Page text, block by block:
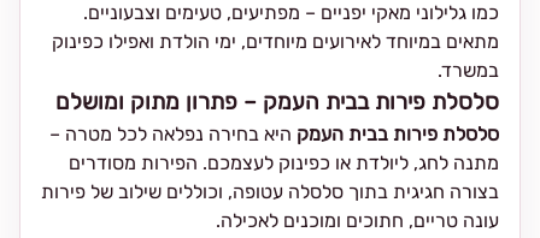
כמו גלילוני מאקי יפניים – מפתיעים, טעימים וצבעוניים.
מתאים במיוחד לאירועים מיוחדים, ימי הולדת ואפילו כפינוק
במשרד.
סלסלת פירות בבית העמק – פתרון מתוק ומושלם
סלסלת פירות בבית העמק היא בחירה נפלאה לכל מטרה –
מתנה לחג, ליולדת או כפינוק לעצמכם. הפירות מסודרים
בצורה חגיגית בתוך סלסלה עטופה, וכוללים שילוב של פירות
עונה טריים, חתוכים ומוכנים לאכילה.